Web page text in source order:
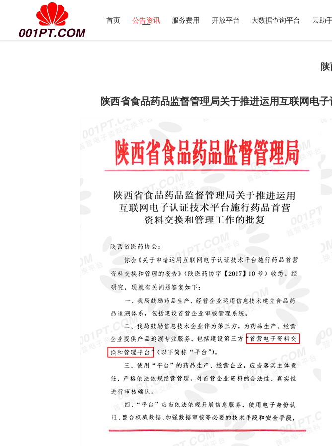
首页 公告资讯 服务费用 开放平台 大数据查询平台 云助
陕西省食品药品监督管理局关于推进运用互联网电